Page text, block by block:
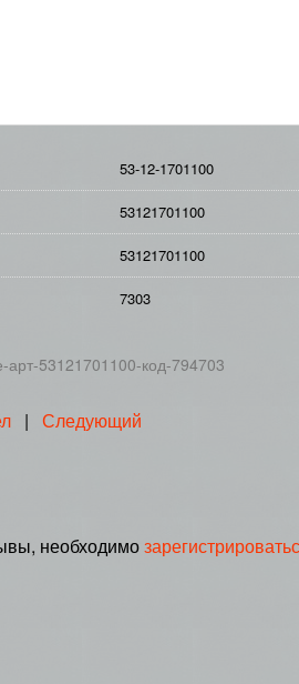
53-12-1701100
53121701100
53121701100
7303
53121701100-код-794703
| Следующий
необходимо